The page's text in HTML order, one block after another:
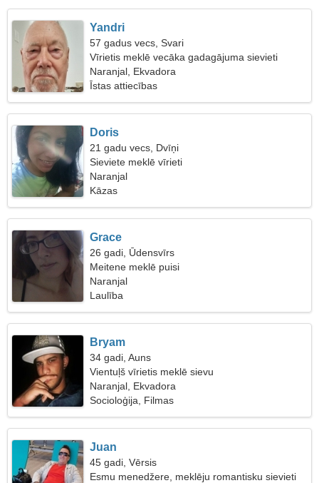
Yandri
57 gadus vecs, Svari
Vīrietis meklē vecāka gadagājuma sievieti
Naranjal, Ekvadora
Īstas attiecības
Doris
21 gadu vecs, Dvīņi
Sieviete meklē vīrieti
Naranjal
Kāzas
Grace
26 gadi, Ūdensvīrs
Meitene meklē puisi
Naranjal
Laulība
Bryam
34 gadi, Auns
Vientuļš vīrietis meklē sievu
Naranjal, Ekvadora
Socioloģija, Filmas
Juan
45 gadi, Vērsis
Esmu menedžere, meklēju romantisku sievieti